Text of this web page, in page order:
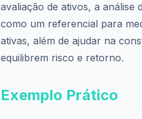
avaliação de ativos, a análise
como um referencial para
ativas, além de ajudar na
equilibrem risco e retorno.
Exemplo Prático